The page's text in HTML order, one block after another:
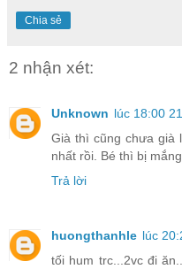
Chia sẻ
2 nhận xét:
Unknown lúc 18:00
Già thì cũng chưa già
nhất rồi. Bé thì bị
Trả lời
huongthanhle lúc
tối hum trc...2vc đi